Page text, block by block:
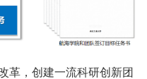
革，创建一流科研创新团